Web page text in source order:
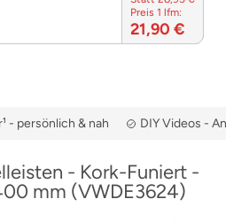
Preis 1 lfm:
21,90 €
- persönlich & nah DIY Videos -
- Kork-Funiert -
mm (VWDE3624)